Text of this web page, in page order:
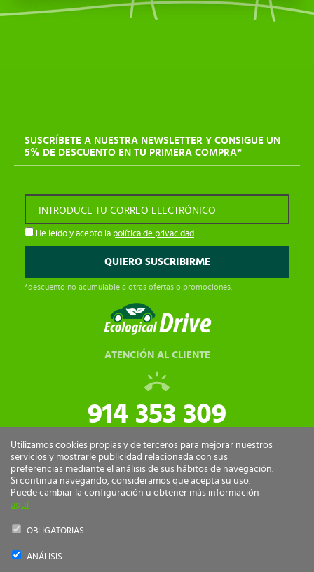
SUSCRÍBETE A NUESTRA NEWSLETTER Y CONSIGUE UN
5% DE DESCUENTO EN TU PRIMERA COMPRA*
INTRODUCE TU CORREO ELECTRÓNICO
He leído y acepto la política de privacidad
*descuento no acumulable a otras ofertas o promociones.
ATENCIÓN AL CLIENTE
914 353 309
tiendaonline@ecologicaldrive.com
Utilizamos cookies propias y de terceros para mejorar nuestros
servicios y mostrarle publicidad relacionada con sus
preferencias mediante el análisis de sus hábitos de navegación.
Si continua navegando, consideramos que acepta su uso.
Puede cambiar la configuración u obtener más información
aquí
OBLIGATORIAS
ANÁLISIS